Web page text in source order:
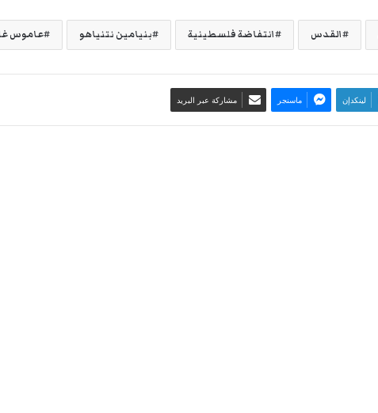
القدس انتفاضة فلسطينية بنيامين نتنياهو عاموس
لينكدإن ماسنجر مشاركة عبر البريد